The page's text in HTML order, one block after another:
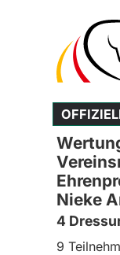
Nieke
4
9